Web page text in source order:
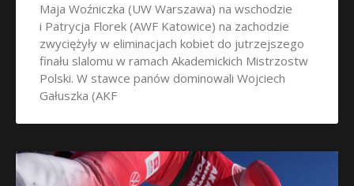
Maja Woźniczka (UW Warszawa) na wschodzie
i Patrycja Florek (AWF Katowice) na zachodzie
zwyciężyły w eliminacjach kobiet do jutrzejszego
finału slalomu w ramach Akademickich Mistrzostw
Polski. W stawce panów dominowali Wojciech
Gałuszka (AKF